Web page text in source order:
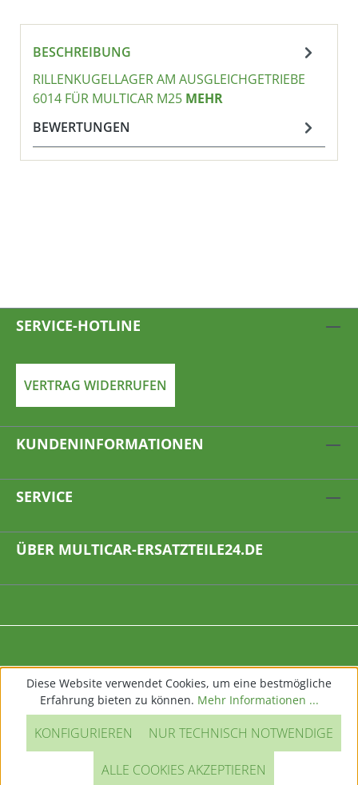
BESCHREIBUNG
RILLENKUGELLAGER AM AUSGLEICHGETRIEBE
6014 FÜR MULTICAR M25 MEHR
BEWERTUNGEN
SERVICE-HOTLINE
VERTRAG WIDERRUFEN
KUNDENINFORMATIONEN
SERVICE
ÜBER MULTICAR-ERSATZTEILE24.DE
Diese Website verwendet Cookies, um eine bestmögliche
Erfahrung bieten zu können. Mehr Informationen ...
NUR TECHNISCH NOTWENDIGE
KONFIGURIEREN
ALLE COOKIES AKZEPTIEREN